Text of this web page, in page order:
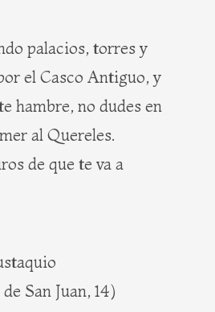
palacios, torres y
el Casco Antiguo, y
hambre, no dudes en
al Quereles.
de que te va a
San Juan, 14)